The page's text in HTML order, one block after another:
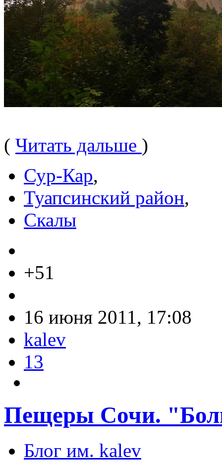
( Читать дальше )
Сур-Кар,
Туапсинский район,
Скалы
+51
16 июня 2011, 17:08
kalev
13
Пещеры Сочи.
Блог им. kalev